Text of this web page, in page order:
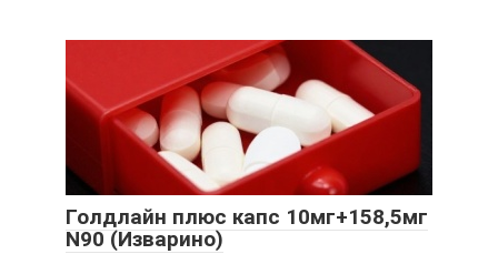
Голдлайн плюс капс 10мг+158,5мг
N90 (Изварино)